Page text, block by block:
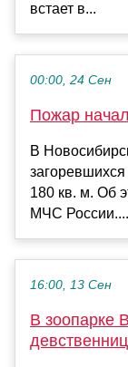
встает в...
00:00, 24 Сен
Пожар
В
180 кв. м. Об
МЧС России....
16:00, 13 Сен
В зоопарке